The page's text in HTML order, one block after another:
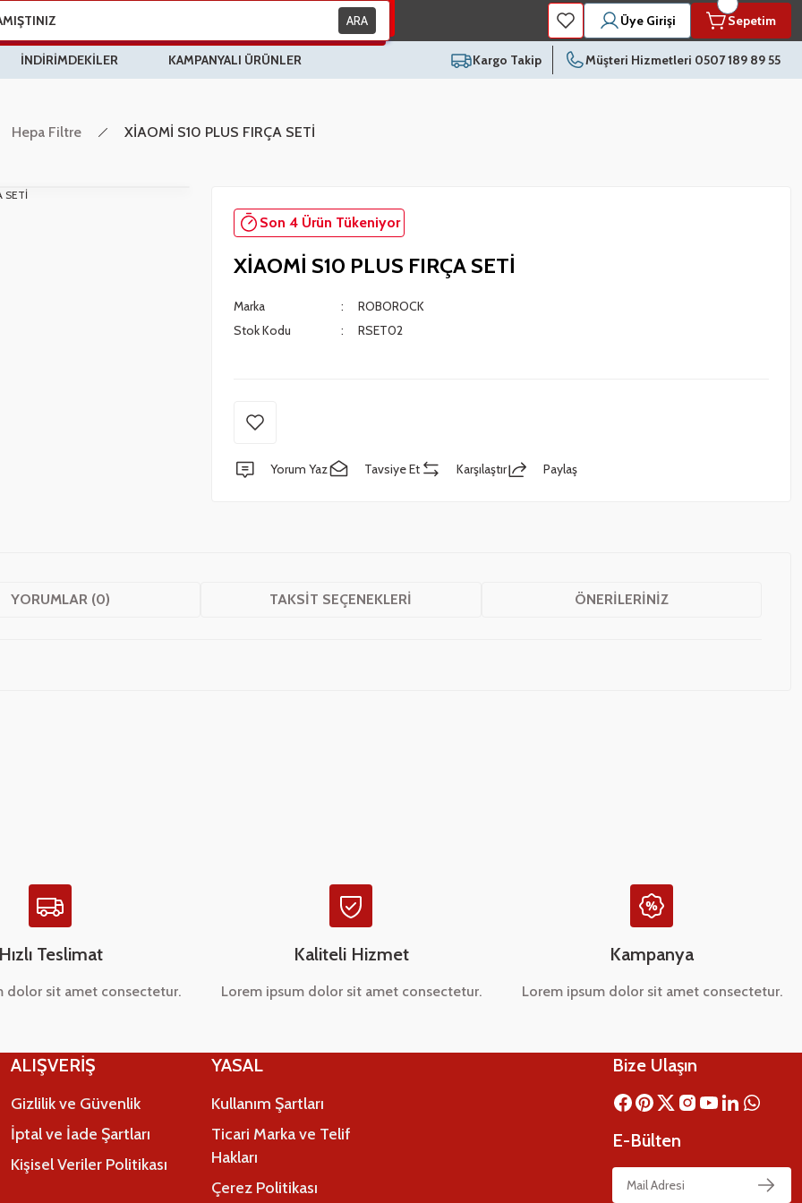
ARA Üye Girişi Sepetim
İNDİRİMDEKİLER KAMPANYALI ÜRÜNLER Kargo Takip Müşteri Hizmetleri 0507 189 89 55
Hepa Filtre XİAOMİ S10 PLUS FIRÇA SETİ
Son 4 Ürün Tükeniyor
XİAOMİ S10 PLUS FIRÇA SETİ
Marka
ROBOROCK
Stok Kodu
RSET02
Yorum Yaz Tavsiye Et Karşılaştır Paylaş
YORUMLAR (0) TAKSIT SEÇENEKLERI ÖNERILERINIZ
Hızlı Teslimat
dolor sit amet consectetur.
Kaliteli Hizmet
Lorem ipsum dolor sit amet consectetur.
Kampanya
Lorem ipsum dolor sit amet consectetur.
ALIŞVERİŞ
Gizlilik ve Güvenlik
İptal ve İade Şartları
Kişisel Veriler Politikası
YASAL
Kullanım Şartları
Ticari Marka ve Telif
Hakları
Çerez Politikası
Bize Ulaşın
E-Bülten